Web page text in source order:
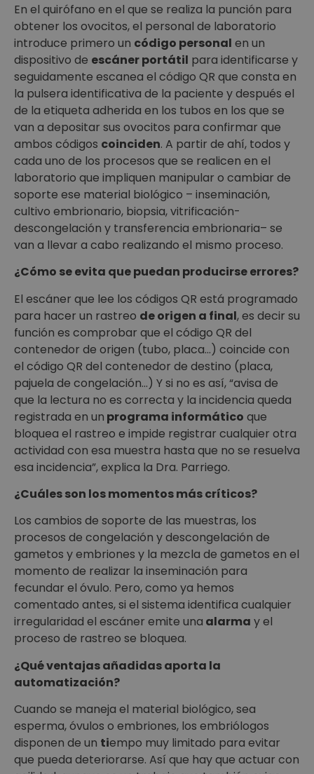
En el quirófano en el que se realiza la punción para
obtener los ovocitos, el personal de laboratorio
introduce primero un código personal en un
dispositivo de escáner portátil para identificarse y
seguidamente escanea el código QR que consta en
la pulsera identificativa de la paciente y después el
de la etiqueta adherida en los tubos en los que se
van a depositar sus ovocitos para confirmar que
ambos códigos coinciden. A partir de ahí, todos y
cada uno de los procesos que se realicen en el
laboratorio que impliquen manipular o cambiar de
soporte ese material biológico – inseminación,
cultivo embrionario, biopsia, vitrificación-
descongelación y transferencia embrionaria– se
van a llevar a cabo realizando el mismo proceso.
¿Cómo se evita que puedan producirse errores?
El escáner que lee los códigos QR está programado
para hacer un rastreo de origen a final, es decir su
función es comprobar que el código QR del
contenedor de origen (tubo, placa…) coincide con
el código QR del contenedor de destino (placa,
pajuela de congelación…) Y si no es así, “avisa de
que la lectura no es correcta y la incidencia queda
registrada en un programa informático que
bloquea el rastreo e impide registrar cualquier otra
actividad con esa muestra hasta que no se resuelva
esa incidencia”, explica la Dra. Parriego.
¿Cuáles son los momentos más críticos?
Los cambios de soporte de las muestras, los
procesos de congelación y descongelación de
gametos y embriones y la mezcla de gametos en el
momento de realizar la inseminación para
fecundar el óvulo. Pero, como ya hemos
comentado antes, si el sistema identifica cualquier
irregularidad el escáner emite una alarma y el
proceso de rastreo se bloquea.
¿Qué ventajas añadidas aporta la
automatización?
Cuando se maneja el material biológico, sea
esperma, óvulos o embriones, los embriólogos
disponen de un tiempo muy limitado para evitar
que pueda deteriorarse. Así que hay que actuar con